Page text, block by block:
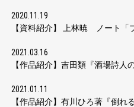
2020.11.19
【資料紹介】 上林暁 ノート「
2021.03.16
【作品紹介】吉田類『酒場詩人
2021.01.11
【作品紹介】有川ひろ著『倒れ